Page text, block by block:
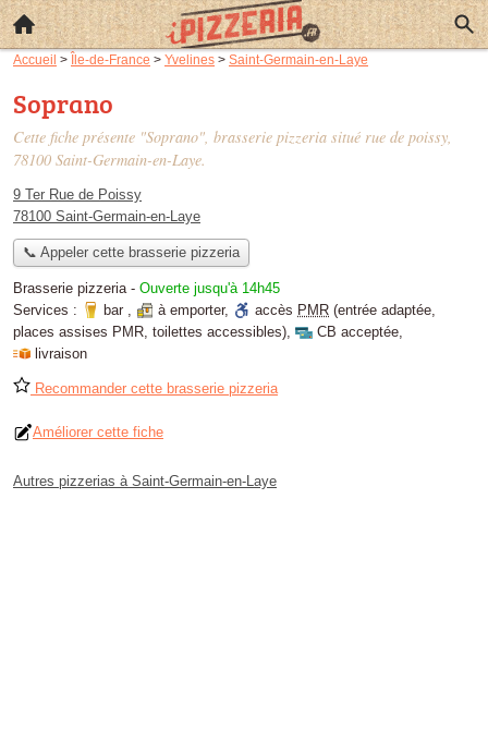
Accueil > Île-de-France > Yvelines > Saint-Germain-en-Laye
Soprano
Cette fiche présente "Soprano", brasserie pizzeria situé rue de poissy,
78100 Saint-Germain-en-Laye.
9 Ter Rue de Poissy
78100 Saint-Germain-en-Laye
📞 Appeler cette brasserie pizzeria
Brasserie pizzeria- Ouverte jusqu'à 14h45
Services :
bar , à emporter, accès PMR (entrée adaptée,
places assises PMR, toilettes accessibles), CB acceptée,
livraison
Recommander cette brasserie pizzeria
Améliorer cette fiche
Autres pizzerias à Saint-Germain-en-Laye